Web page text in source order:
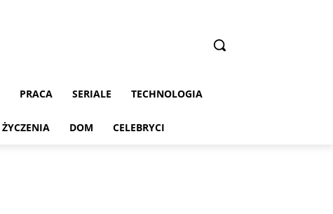
PRACA SERIALE TECHNOLOGIA
ŻYCZENIA DOM CELEBRYCI